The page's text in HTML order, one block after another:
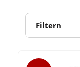
Filtern